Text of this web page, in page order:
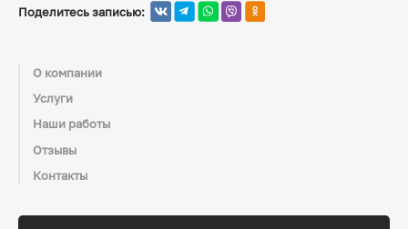
Поделитесь записью:
О компании
Услуги
Наши работы
Отзывы
Контакты